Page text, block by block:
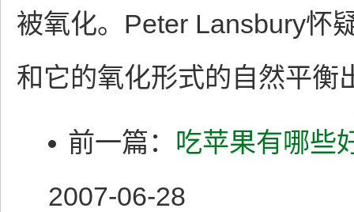
被氧化。Peter Lansbury怀
和它的氧化形式的自然平衡
前一篇： 吃苹果有哪些
2007-06-28